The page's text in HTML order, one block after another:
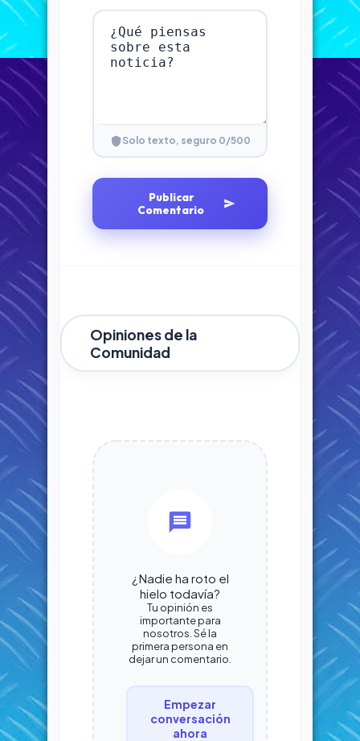
Solo texto, seguro 0/500
Publicar
Comentario
Opiniones de la
Comunidad
¿Nadie ha roto el
hielo todavía?
Tu opinión es
importante para
nosotros. Sé la
primera persona en
dejar un comentario.
Empezar
conversación
ahora